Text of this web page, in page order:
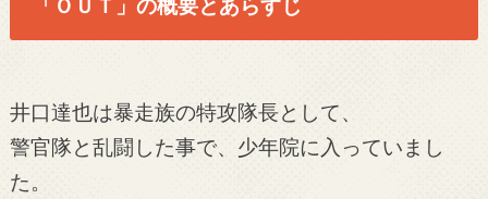
井口達也は暴走族の特攻隊長として、
警官隊と乱闘した事で、少年院に入っていまし
た。